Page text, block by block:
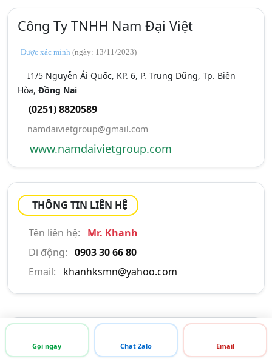
Công Ty TNHH Nam Đại Việt
Được xác minh (ngày: 13/11/2023)
I1/5 Nguyễn Ái Quốc, KP. 6, P. Trung Dũng, Tp. Biên
Hòa, Đồng Nai
(0251) 8820589
namdaivietgroup@gmail.com
www.namdaivietgroup.com
THÔNG TIN LIÊN HỆ
Tên liên hệ:
Mr. Khanh
Di động: 0903 30 66 80
Email:
khanhksmn@yahoo.com
GIỚI THIỆU CÔNG TY
Gọi ngay Chat Zalo Email